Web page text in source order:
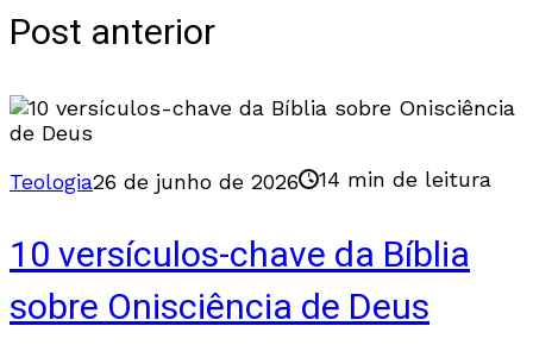
Post anterior
Teologia26 de junho de 2026 14 min de leitura
10 versículos-chave da Bíblia
sobre Onisciência de Deus